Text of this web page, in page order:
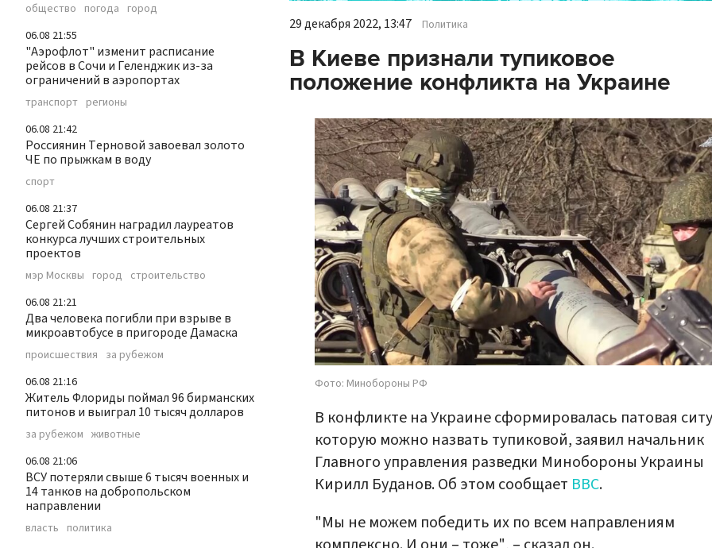
общество погода город
06.08 21:55
"Аэрофлот" изменит расписание
рейсов в Сочи и Геленджик из-за
ограничений в аэропортах
транспорт регионы
06.08 21:42
Россиянин Терновой завоевал золото
ЧЕ по прыжкам в воду
спорт
06.08 21:37
Сергей Собянин наградил лауреатов
конкурса лучших строительных
проектов
мэр Москвы город строительство
06.08 21:21
Два человека погибли при взрыве в
микроавтобусе в пригороде Дамаска
происшествия за рубежом
06.08 21:16
Житель Флориды поймал 96 бирманских
питонов и выиграл 10 тысяч долларов
за рубежом животные
06.08 21:06
ВСУ потеряли свыше 6 тысяч военных и
14 танков на добропольском
направлении
власть политика
29 декабря 2022, 13:47 Политика
В Киеве признали тупиковое
положение конфликта на Украине
Фото: Минобороны РФ
В конфликте на Украине сформировалась патовая
которую можно назвать тупиковой, заявил начальник
Главного управления разведки Минобороны Украины
Кирилл Буданов. Об этом сообщает BBC.
"Мы не можем победить их по всем направлениям